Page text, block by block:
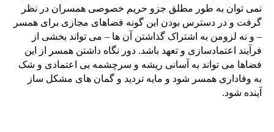
نمی توان به طور مطلق جزو حریم خصوصی همسران در نظر
گرفت و در دسترس بودن این گونه فضاهای مجازی برای همسر
– و نه لزومن به اشتراک گذاشتن آن ها – می تواند بخشی از
فرآیند اعتمادسازی و تعهد باشد. دور نگاه داشتن همسر از این
فضاها می تواند به آسانی ریشه و سرچشمه بی اعتمادی و شک
به وفاداری همسر شود و مایه تردید و گمان های مشکل ساز
آینده شود.